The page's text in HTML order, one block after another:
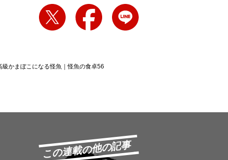
級かまぼこになる怪魚｜怪魚の食卓56
この連載の他の記事